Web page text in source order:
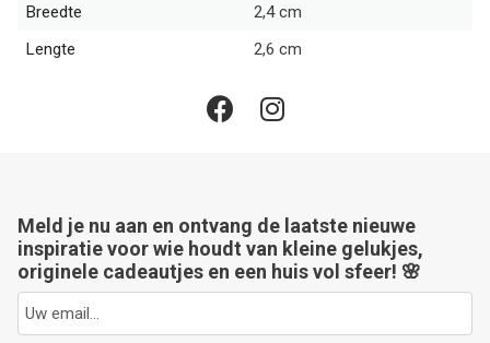
Breedte
2,4 cm
Lengte
2,6 cm
Meld je nu aan en ontvang de laatste nieuwe
inspiratie voor wie houdt van kleine gelukjes,
originele cadeautjes en een huis vol sfeer! 🌸